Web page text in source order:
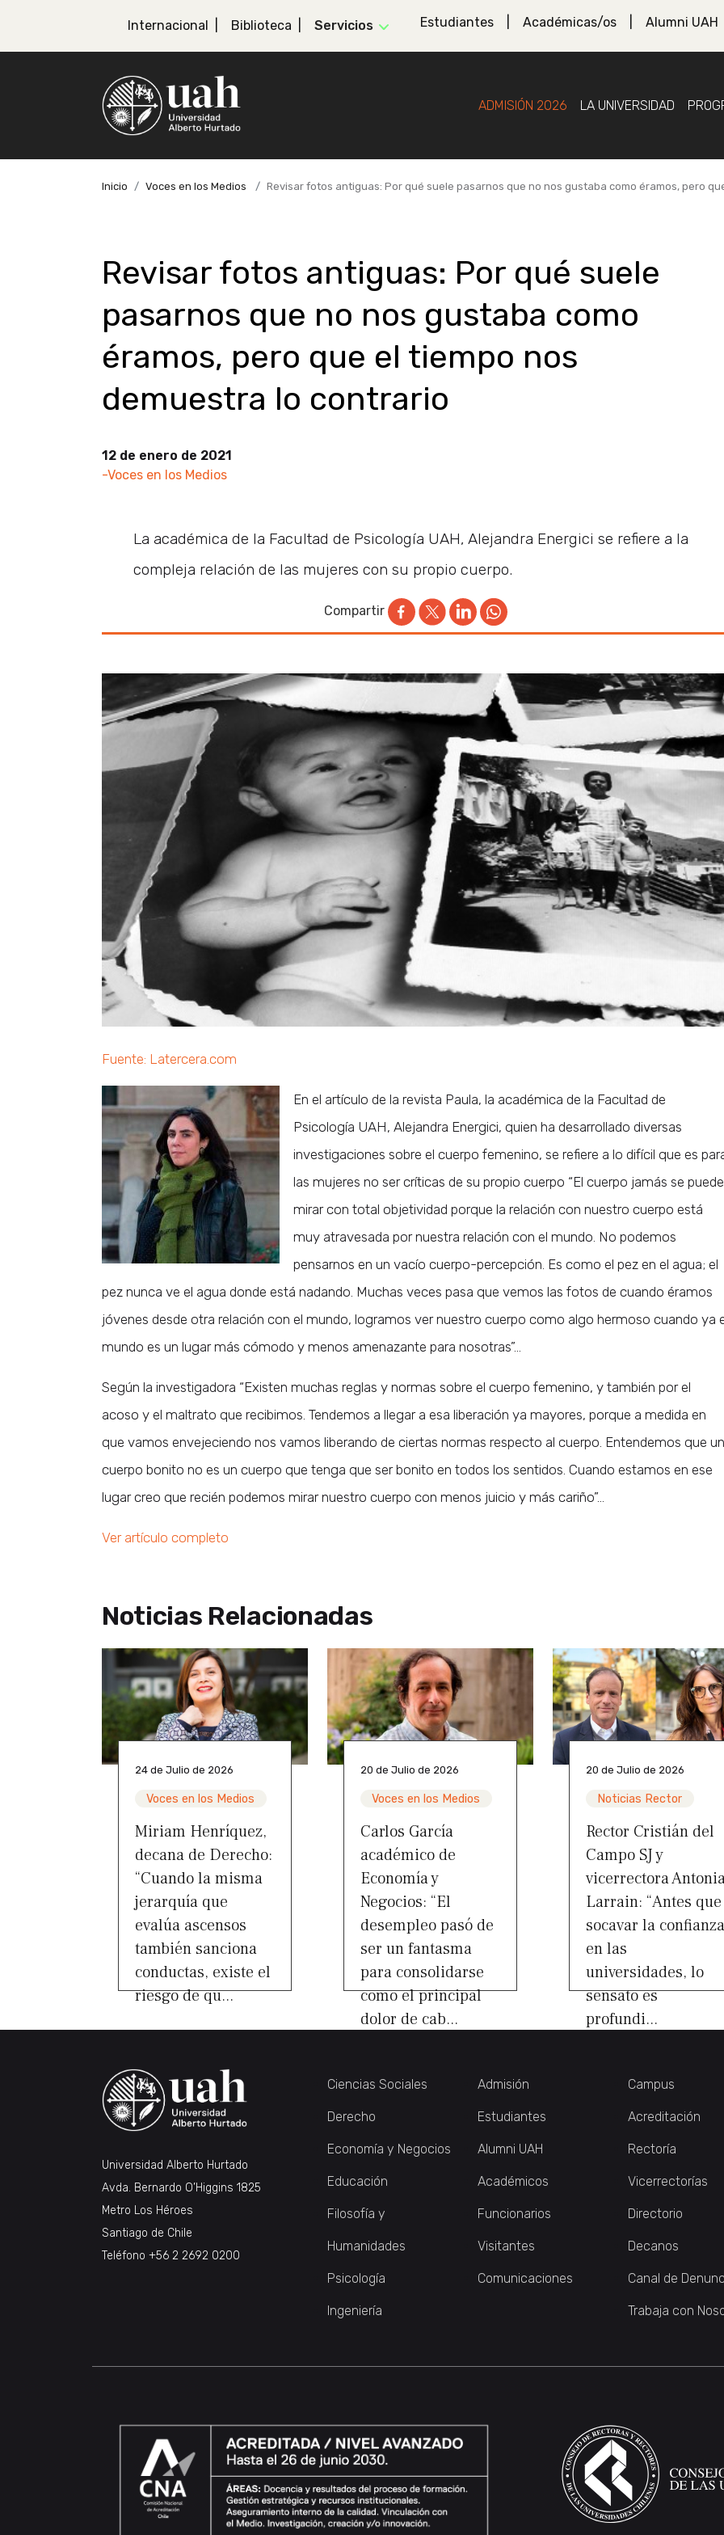
Internacional Biblioteca Servicios Estudiantes Académicas/os Alumni UAH
ADMISIÓN 2026 LA UNIVERSIDAD
Inicio Voces en los Medios Revisar fotos antiguas: Por qué suele pasarnos que no nos gustaba como éramos, pero
Revisar fotos antiguas: Por qué suele
pasarnos que no nos gustaba como
éramos, pero que el tiempo nos
demuestra lo contrario
12 de enero de 2021
-Voces en los Medios
La académica de la Facultad de Psicología UAH, Alejandra Energici se refiere a la
compleja relación de las mujeres con su propio cuerpo.
Compartir
Fuente: Latercera.com
En el artículo de la revista Paula, la académica de la Facultad de
Psicología UAH, Alejandra Energici, quien ha desarrollado diversas
investigaciones sobre el cuerpo femenino, se refiere a lo difícil que es
las mujeres no ser críticas de su propio cuerpo “El cuerpo jamás se puede
mirar con total objetividad porque la relación con nuestro cuerpo está
muy atravesada por nuestra relación con el mundo. No podemos
pensarnos en un vacío cuerpo-percepción. Es como el pez en el agua; el
pez nunca ve el agua donde está nadando. Muchas veces pasa que vemos las fotos de cuando éramos
jóvenes desde otra relación con el mundo, logramos ver nuestro cuerpo como algo hermoso cuando ya
mundo es un lugar más cómodo y menos amenazante para nosotras”…
Según la investigadora “Existen muchas reglas y normas sobre el cuerpo femenino, y también por el
acoso y el maltrato que recibimos. Tendemos a llegar a esa liberación ya mayores, porque a medida en
que vamos envejeciendo nos vamos liberando de ciertas normas respecto al cuerpo. Entendemos que un
cuerpo bonito no es un cuerpo que tenga que ser bonito en todos los sentidos. Cuando estamos en ese
lugar creo que recién podemos mirar nuestro cuerpo con menos juicio y más cariño”…
Ver artículo completo
Noticias Relacionadas
24 de Julio de 2026
Voces en los Medios
Miriam Henríquez,
decana de Derecho:
“Cuando la misma
jerarquía que
evalúa ascensos
también sanciona
conductas, existe el
riesgo de qu...
20 de Julio de 2026
Voces en los Medios
Carlos García
académico de
Economía y
Negocios: “El
desempleo pasó de
ser un fantasma
para consolidarse
como el principal
dolor de cab...
20 de Julio de 2026
Noticias Rector
Rector Cristián del
Campo SJ y
vicerrectora
Larrain: “Antes que
socavar la confianza
en las
universidades, lo
sensato es
profundi...
Universidad Alberto Hurtado
Avda. Bernardo O’Higgins 1825
Metro Los Héroes
Santiago de Chile
Teléfono +56 2 2692 0200
Ciencias Sociales
Derecho
Economía y Negocios
Educación
Filosofía y
Humanidades
Psicología
Ingeniería
Admisión
Estudiantes
Alumni UAH
Académicos
Funcionarios
Visitantes
Comunicaciones
Campus
Acreditación
Rectoría
Vicerrectorías
Directorio
Decanos
Canal de
Trabaja con